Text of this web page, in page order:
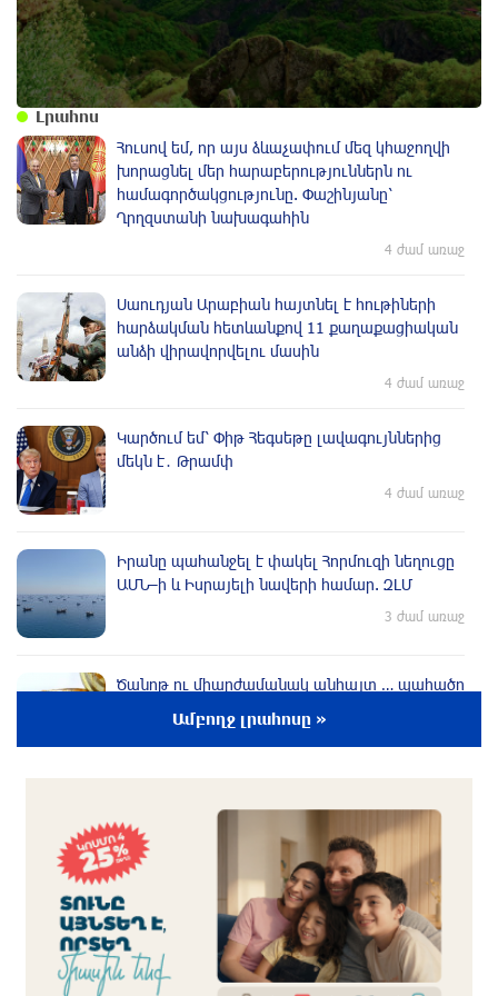
Լրահոս
Հուսով եմ, որ այս ձևաչափում մեզ կհաջողվի
խորացնել մեր հարաբերություններն ու
համագործակցությունը. Փաշինյանը՝
Ղրղզստանի նախագահին
4 ժամ առաջ
Սաուդյան Արաբիան հայտնել է հութիների
հարձակման հետևանքով 11 քաղաքացիական
անձի վիրավորվելու մասին
4 ժամ առաջ
Կարծում եմ՝ Փիթ Հեգսեթը լավագույններից
մեկն է․ Թրամփ
4 ժամ առաջ
Իրանը պահանջել է փակել Հորմուզի նեղուցը
ԱՄՆ–ի և Իսրայելի նավերի համար. ԶԼՄ
3 ժամ առաջ
Ծանոթ ու միարժամանակ անհայտ … պահածո
Կրկնվող թատերական դիվանագիտություն․
Իրանի խորհրդարանի խոսնակը զգուշացրել է
Իրանի վրա լայնածավալ հարձակման մասին
3 ժամ առաջ
Թուրքիան, Սաուդյան Արաբիան և
Պակիստանը մտադիր են ռшզմական դաշինք
ստեղծել
Ամբողջ լրահոսը »